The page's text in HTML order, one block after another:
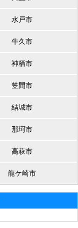
水戸市
牛久市
神栖市
笠間市
結城市
那珂市
高萩市
龍ケ崎市